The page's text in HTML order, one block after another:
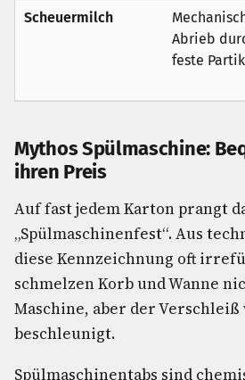
Scheuermilch
Abrieb
feste
Mythos Spülmaschine:
ihren Preis
Auf fast jedem Karton prangt
„Spülmaschinenfest“. Aus
diese Kennzeichnung oft
schmelzen Korb und Wanne
Maschine, aber der
beschleunigt.
Spülmaschinentabs sind